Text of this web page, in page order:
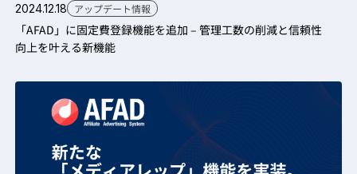
2024.12.18 アップデート情報
「AFAD」に固定費登録機能を追加 – 管理工数の削減と信頼性
向上を叶える新機能